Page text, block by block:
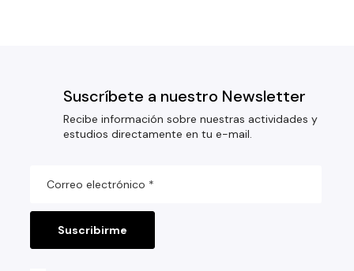
Suscríbete a nuestro Newsletter
Recibe información sobre nuestras actividades y
estudios directamente en tu e-mail.